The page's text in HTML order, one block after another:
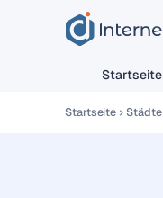
Startseite
Startseite Städte